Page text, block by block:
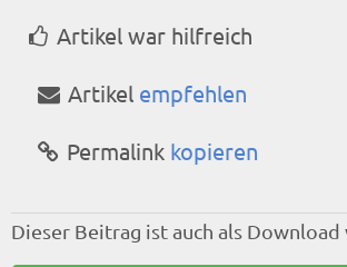
Artikel war hilfreich
Artikel empfehlen
Permalink kopieren
Dieser Beitrag ist auch als